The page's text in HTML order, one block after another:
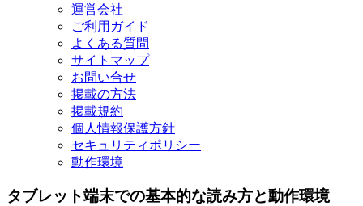
運営会社
ご利用ガイド
よくある質問
サイトマップ
お問い合せ
掲載の方法
掲載規約
個人情報保護方針
セキュリティポリシー
動作環境
タブレット端末での基本的な読み方と動作環境